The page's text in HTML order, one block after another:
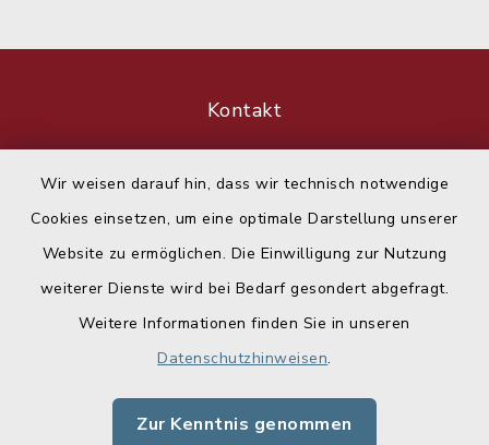
Wir weisen darauf hin, dass wir technisch notwendige
Cookies einsetzen, um eine optimale Darstellung unserer
Website zu ermöglichen. Die Einwilligung zur Nutzung
weiterer Dienste wird bei Bedarf gesondert abgefragt.
Weitere Informationen finden Sie in unseren
Datenschutzhinweisen.
Zur Kenntnis genommen
Kontakt
Datenschutz
Impressum
Sitemap
Cookie-Einstellungen